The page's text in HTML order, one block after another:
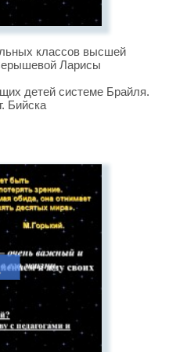
классов высшей
Ларисы
детей системе Брайля.
Бийска